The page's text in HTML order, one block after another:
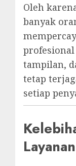
Oleh
banyak
profesional
tampilan,
tetap
setiap